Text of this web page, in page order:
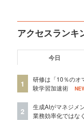
アクセスランキ
今日
1
研修は「10％の
験学習加速術
2
生成AIがマネジメ
業務効率化ではな